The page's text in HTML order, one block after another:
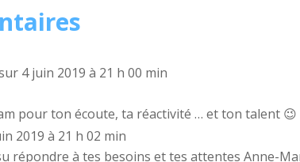
4 juin 2019 à 21 h 00 min
pour ton écoute, ta réactivité … et ton talent 😉
2019 à 21 h 02 min
répondre à tes besoins et tes attentes Anne-